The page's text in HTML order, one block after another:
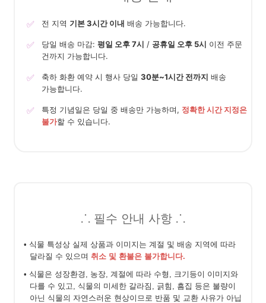
✅ 전 지역 기본 3시간 이내 배송 가능합니다.
✅ 당일 배송 마감: 평일 오후 7시 / 공휴일 오후 5시 이전 주문
건까지 가능합니다.
✅ 축하 화환 예약 시 행사 당일 30분~1시간 전까지 배송
가능합니다.
✅ 특정 기념일은 당일 중 배송만 가능하며, 정확한 시간 지정은
불가할 수 있습니다.
⸫ 필수 안내 사항 ⸫
• 식물 특성상 실제 상품과 이미지는 계절 및 배송 지역에 따라
달라질 수 있으며 취소 및 환불은 불가합니다.
• 식물은 성장환경, 농장, 계절에 따라 수형, 크기등이 이미지와
다를 수 있고, 식물의 미세한 갈라짐, 긁힘, 흠집 등은 불량이
아닌 식물의 자연스러운 현상이므로 반품 및 교환 사유가 아닙